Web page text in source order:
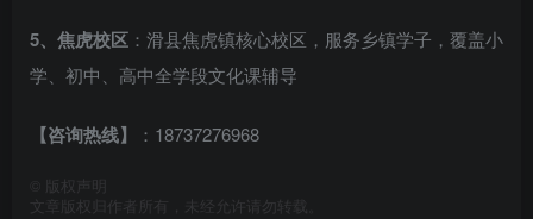
5、焦虎校区 ：滑县焦虎镇核心校区，服务乡镇学子，覆盖小
学、初中、高中全学段文化课辅导
【咨询热线】 ：18737276968
版权声明
文章版权归作者所有，未经允许请勿转载。